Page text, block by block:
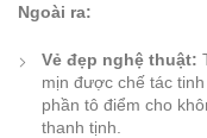
Ngoài ra:
Vẻ đẹp nghệ thuật:
mịn được chế tác
phần tô điểm cho
thanh tịnh.